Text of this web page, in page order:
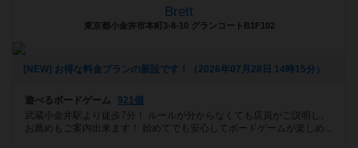
Brett
東京都小金井市本町3-8-10 グランコートB1F102
[NEW] お得な料金プランの新設です！（2026年07月28日 14時15分）
遊べるボードゲーム
921個
武蔵小金井駅より徒歩7分！ ルールが分からなくても店員がご説明し、
お薦めもご案内出来ます！ 始めてでも安心してボードゲームが楽しめ...